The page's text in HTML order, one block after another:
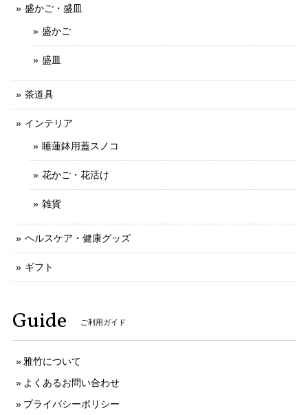
盛かご・盛皿
盛かご
盛皿
茶道具
インテリア
睡蓮鉢用蓋スノコ
花かご・花活け
雑貨
ヘルスケア・健康グッズ
ギフト
Guide ご利用ガイド
雅竹について
よくあるお問い合わせ
プライバシーポリシー